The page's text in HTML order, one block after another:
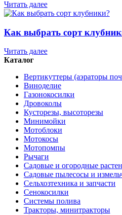
Читать далее
Как выбрать сорт
Читать далее
Каталог
Вертикуттеры (аэраторы
Виноделие
Газонокосилки
Дровоколы
Кусторезы, высоторезы
Минимойки
Мотоблоки
Мотокосы
Мотопомпы
Рычаги
Садовые и огородные
Садовые пылесосы и
Сельхозтехника и запчасти
Сенокосилки
Системы полива
Тракторы, минитракторы